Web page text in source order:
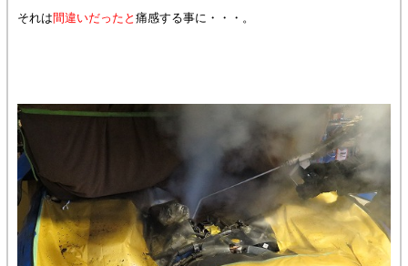
それは間違いだったと 痛感する事に・・・。